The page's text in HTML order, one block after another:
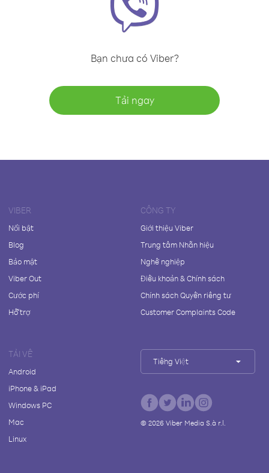
Bạn chưa có Viber?
Tải ngay
VIBER
Nổi bật
Blog
Bảo mật
Viber Out
Cước phí
Hỗ trợ
CÔNG TY
Giới thiệu Viber
Trung tâm Nhãn hiệu
Nghề nghiệp
Điều khoản & Chính sách
Chính sách Quyền riêng tư
Customer Complaints Code
TẢI VỀ
Android
iPhone & iPad
Windows PC
Mac
Linux
Tiếng Việt
© 2026Viber Media S.à r.l.